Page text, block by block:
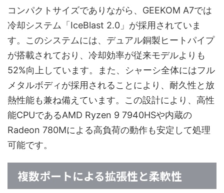
コンパクトサイズでありながら、GEEKOM A7では
冷却システム「IceBlast 2.0」が採用されていま
す。このシステムには、デュアル銅製ヒートパイプ
が搭載されており、冷却効率が従来モデルよりも
52%向上しています。また、シャーシ全体にはフル
メタルボディが採用されることにより、耐久性と放
熱性能も兼ね備えています。この設計により、高性
能CPUであるAMD Ryzen 9 7940HSや内蔵の
Radeon 780Mによる高負荷の動作も安定して処理
可能です。
複数ポートによる拡張性と柔軟性